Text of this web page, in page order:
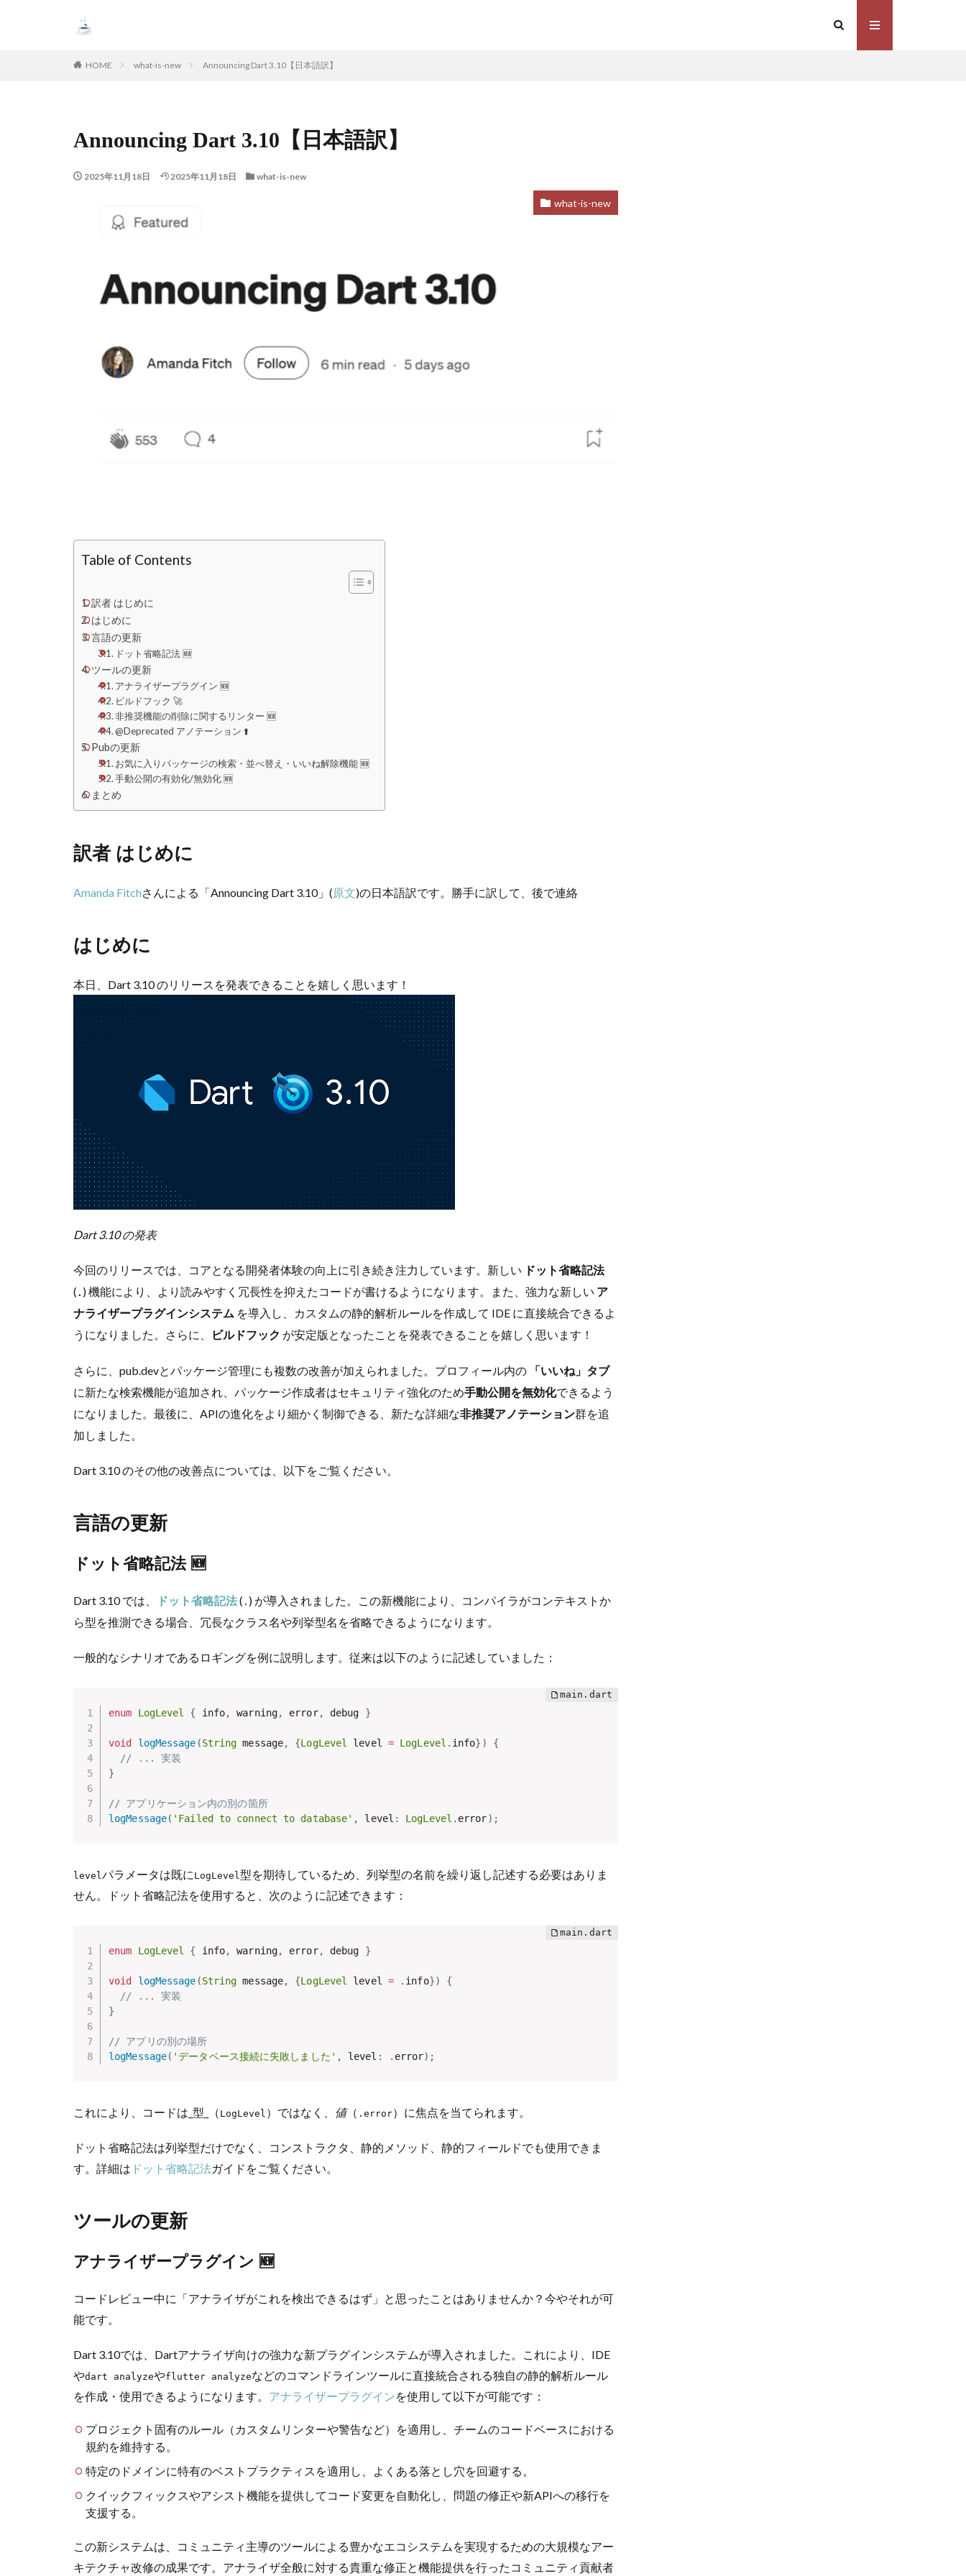
HOME what-is-new Announcing Dart 3.10【日本語訳】
Announcing Dart 3.10【日本語訳】
2025年11月18日 2025年11月18日 what-is-new
what-is-new
Table of Contents
訳者 はじめに
はじめに
言語の更新
ドット省略記法 🆕
ツールの更新
アナライザープラグイン 🆕
ビルドフック 🚀
非推奨機能の削除に関するリンター 🆕
@Deprecated アノテーション ⬆️
Pubの更新
お気に入りパッケージの検索・並べ替え・いいね解除機能 🆕
手動公開の有効化/無効化 🆕
まとめ
訳者 はじめに
Amanda Fitchさんによる「Announcing Dart 3.10」(原文)の日本語訳です。勝手に訳して、後で連絡
はじめに
本日、Dart 3.10 のリリースを発表できることを嬉しく思います！
Dart 3.10 の発表
今回のリリースでは、コアとなる開発者体験の向上に引き続き注力しています。新しい ドット省略記法
( . ) 機能により、より読みやすく冗長性を抑えたコードが書けるようになります。また、強力な新しい ア
ナライザープラグインシステム を導入し、カスタムの静的解析ルールを作成して IDE に直接統合できるよ
うになりました。さらに、
ビルドフック が安定版となったことを発表できることを嬉しく思います！
さらに、pub.devとパッケージ管理にも複数の改善が加えられました。プロフィール内の 「いいね」タブ
に新たな検索機能が追加され、パッケージ作成者はセキュリティ強化のため手動公開を無効化できるよう
になりました。最後に、APIの進化をより細かく制御できる、新たな詳細な非推奨アノテーション群を追
加しました。
Dart 3.10 のその他の改善点については、以下をご覧ください。
言語の更新
ドット省略記法 🆕
Dart 3.10 では、 ドット省略記法( . ) が導入されました。この新機能により、コンパイラがコンテキストか
ら型を推測できる場合、冗長なクラス名や列挙型名を省略できるようになります。
一般的なシナリオであるロギングを例に説明します。従来は以下のように記述していました：
enum LogLevel { info, warning, error, debug }
void logMessage (String message, {LogLevel level = LogLevel . info} )
{
// ... 実装
}
// アプリケーション内の別の箇所
logMessage( 'Failed to connect to database' , level : LogLevel . error) ;
levelパラメータは既に LogLevel型を期待しているため、列挙型の名前を繰り返し記述する必要はありま
せん。ドット省略記法を使用すると、次のように記述できます：
enum LogLevel { info, warning, error, debug }
void logMessage (String message, {LogLevel level = . info})
{
// ... 実装
}
// アプリの別の場所
logMessage( 'データベース接続に失敗しました' , level : . error) ;
これにより、コードは_型_（ LogLevel ）ではなく、 値（ .error）に焦点を当てられます。
ドット省略記法は列挙型だけでなく、コンストラクタ、静的メソッド、静的フィールドでも使用できま
す。詳細は ドット省略記法ガイドをご覧ください。
ツールの更新
アナライザープラグイン 🆕
コードレビュー中に「アナライザがこれを検出できるはず」と思ったことはありませんか？今やそれが可
能です。
Dart 3.10では、Dartアナライザ向けの強力な新プラグインシステムが導入されました。これにより、IDE
やdart analyzeやflutter analyzeなどのコマンドラインツールに直接統合される独自の静的解析ルール
を作成・使用できるようになります。 アナライザープラグインを使用して以下が可能です：
プロジェクト固有のルール（カスタムリンターや警告など）を適用し、チームのコードベースにおける
規約を維持する。
特定のドメインに特有のベストプラクティスを適用し、よくある落とし穴を回避する。
クイックフィックスやアシスト機能を提供してコード変更を自動化し、問題の修正や新APIへの移行を
支援する。
この新システムは、コミュニティ主導のツールによる豊かなエコシステムを実現するための大規模なアー
キテクチャ改修の成果です。アナライザ全般に対する貴重な修正と機能提供を行ったコミュニティ貢献者